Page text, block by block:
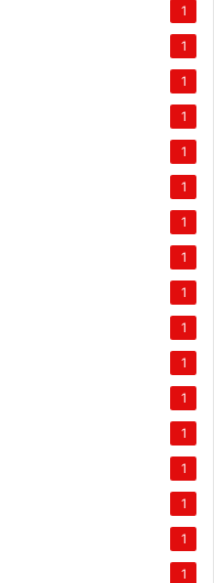
1
1
1
1
1
1
1
1
1
1
1
1
1
1
1
1
1